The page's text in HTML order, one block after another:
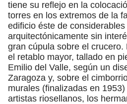
tiene su reflejo en la
torres en los extremos de la
edificio éste de
arquitectónicamente sin
gran cúpula sobre el crucero.
el retablo mayor, tallado en
Emilio del Valle, según un
Zaragoza y, sobre el
murales (finalizadas en
artistas riosellanos, los